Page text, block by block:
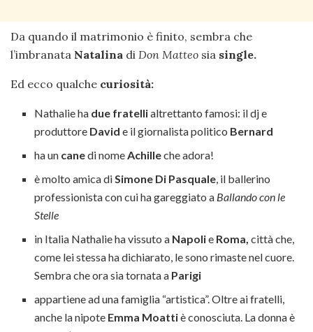
Da quando il matrimonio è finito, sembra che
l’imbranata Natalina di Don Matteo sia single.
Ed ecco qualche curiosità:
Nathalie ha due fratellialtrettanto famosi: il dj e
produttore David e il giornalista politico Bernard
ha un canedi nomeAchilleche adora!
è molto amica diSimone Di Pasquale, il ballerino
professionista con cui ha gareggiato a Ballando con le
Stelle
in Italia Nathalie ha vissuto a Napolie Roma, città che,
come lei stessa ha dichiarato, le sono rimaste nel cuore.
Sembra che ora sia tornata a Parigi
appartiene ad una famiglia “artistica”. Oltre ai fratelli,
anche la nipote Emma Moattiè conosciuta. La donna è